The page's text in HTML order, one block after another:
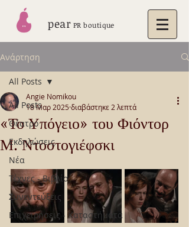
pear PR boutique
Ανάρτηση
All Posts
Θέατρο
Εκδηλώσεις
Νέα
Τέχνες - Βιβλίο
Συνεντεύξεις
Επιχειρήσεις - Καταστήματα
All Posts
«Το Υπόγειο» του Φιόντορ
Μ. Ντοστογιέφσκι
Angie Nomikou
18 Μαρ 2025 διαβάστηκε 2 λεπτά